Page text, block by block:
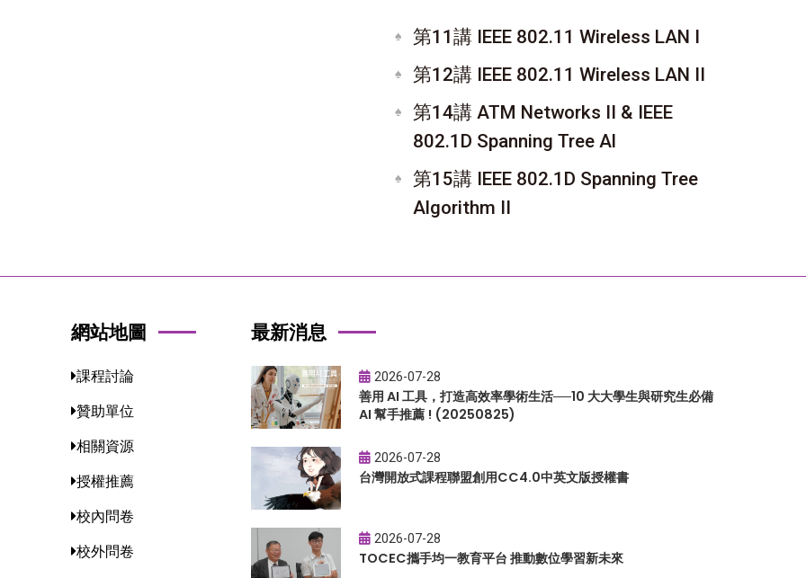
第11講 IEEE 802.11 Wireless LAN I
第12講 IEEE 802.11 Wireless LAN II
第14講 ATM Networks II & IEEE
802.1D Spanning Tree Al
第15講 IEEE 802.1D Spanning Tree
Algorithm II
網站地圖
課程討論
贊助單位
相關資源
授權推薦
校內問卷
校外問卷
最新消息
2026-07-28
善用 AI 工具，打造高效率學術生活──10 大大學生與研究生必備
AI 幫手推薦 ! (20250825)
2026-07-28
台灣開放式課程聯盟創用CC4.0中英文版授權書
2026-07-28
TOCEC攜手均一教育平台 推動數位學習新未來